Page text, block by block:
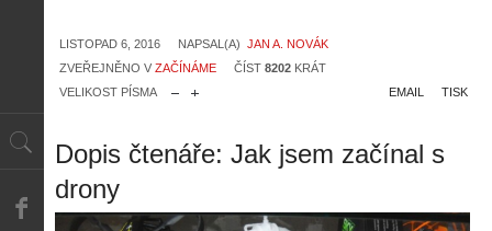
LISTOPAD 6, 2016 NAPSAL(A) JAN A. NOVÁK
ZVEŘEJNĚNO V ZAČÍNÁME ČÍST 8202 KRÁT
VELIKOST PÍSMA
TISK
EMAIL
Dopis čtenáře: Jak jsem začínal s
drony